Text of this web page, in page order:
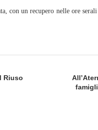
con un recupero nelle ore
Riuso